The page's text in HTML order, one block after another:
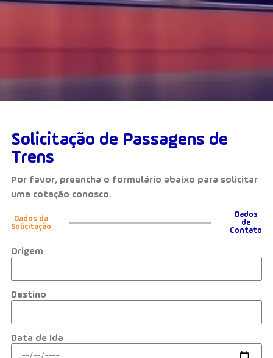
Solicitação de Passagens de
Trens
Por favor, preencha o formulário abaixo para solicitar
uma cotação conosco.
Dados da
Solicitação
Dados
de
Contato
Origem
Destino
Data de Ida